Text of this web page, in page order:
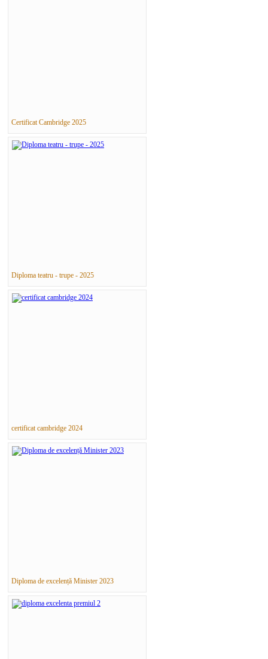
Certificat Cambridge 2025
Diploma teatru - trupe - 2025
certificat cambridge 2024
Diploma de excelență Minister 2023